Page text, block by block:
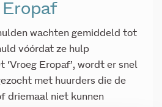
Eropaf
wachten gemiddeld tot
vóórdat ze hulp
‘Vroeg Eropaf’, wordt er snel
met huurders die de
driemaal niet kunnen